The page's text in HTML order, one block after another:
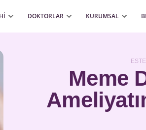
DOKTORLAR KURUMSAL
Meme